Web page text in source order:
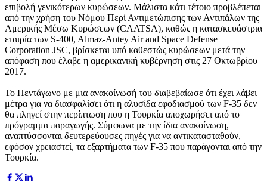
επιβολή γενικότερων κυρώσεων. Μάλιστα κάτι τέτοιο προβλέπεται
από την χρήση του Νόμου Περί Αντιμετώπισης των Αντιπάλων της
Αμερικής Μέσω Κυρώσεων (CAATSA), καθώς η κατασκευάστρια
εταιρία των S-400, Almaz-Antey Air and Space Defense
Corporation JSC, βρίσκεται υπό καθεστώς κυρώσεων μετά την
απόφαση που έλαβε η αμερικανική κυβέρνηση στις 27 Οκτωβρίου
2017.
Το Πεντάγωνο με μια ανακοίνωσή του διαβεβαίωσε ότι έχει λάβει
μέτρα για να διασφαλίσει ότι η αλυσίδα εφοδιασμού των F-35 δεν
θα πληγεί στην περίπτωση που η Τουρκία αποχωρήσει από το
πρόγραμμα παραγωγής. Σύμφωνα με την ίδια ανακοίνωση,
αναπτύσσονται δευτερεύουσες πηγές για να αντικατασταθούν,
εφόσον χρειαστεί, τα εξαρτήματα των F-35 που παράγονται από την
Τουρκία.